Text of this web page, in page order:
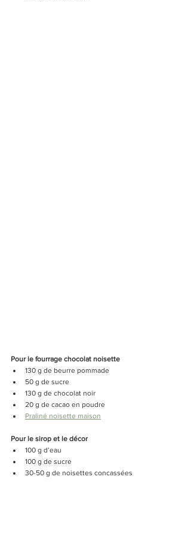
Pour le fourrage chocolat noisette
130 g de beurre pommade
50 g de sucre
130 g de chocolat noir
20 g de cacao en poudre
Praliné noisette maison
Pour le sirop et le décor
100 g d’eau
100 g de sucre
30-50 g de noisettes concassées